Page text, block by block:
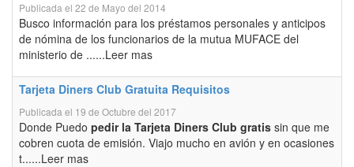
Publicada el 22 de Mayo del 2014
Busco información para los préstamos personales y anticipos
de nómina de los funcionarios de la mutua MUFACE del
ministerio de ......Leer mas
Tarjeta Diners Club Gratuita Requisitos
Publicada el 19 de Octubre del 2017
Donde Puedo pedir la Tarjeta Diners Club gratis sin que me
cobren cuota de emisión. Viajo mucho en avión y en ocasiones
t......Leer mas